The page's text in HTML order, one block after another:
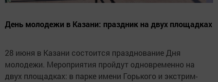
День молодежи в Казани: праздник на двух площадках
28 июня в Казани состоится празднование Дня
молодежи. Мероприятия пройдут одновременно на
двух площадках: в парке имени Горького и экстрим-